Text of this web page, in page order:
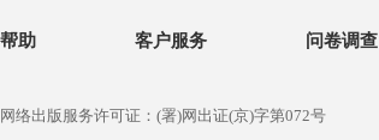
帮助 客户服务 问卷调查
网络出版服务许可证：(署)网出证(京)字第072号